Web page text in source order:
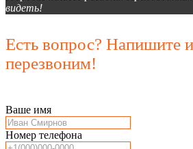
видеть!
Есть вопрос? Напишите
перезвоним!
Ваше имя
Номер телефона